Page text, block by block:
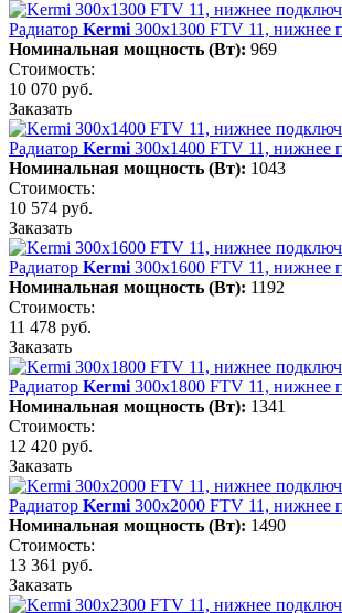
Радиатор Kermi 300х1300 FTV 11, нижнее
Номинальная мощность (Вт): 969
Стоимость:
10 070 руб.
Заказать
Радиатор Kermi 300х1400 FTV 11, нижнее
Номинальная мощность (Вт): 1043
Стоимость:
10 574 руб.
Заказать
Радиатор Kermi 300х1600 FTV 11, нижнее
Номинальная мощность (Вт): 1192
Стоимость:
11 478 руб.
Заказать
Радиатор Kermi 300х1800 FTV 11, нижнее
Номинальная мощность (Вт): 1341
Стоимость:
12 420 руб.
Заказать
Радиатор Kermi 300х2000 FTV 11, нижнее
Номинальная мощность (Вт): 1490
Стоимость:
13 361 руб.
Заказать